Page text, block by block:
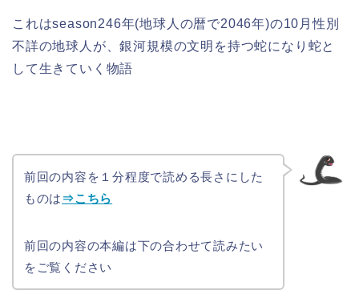
これはseason246年(地球人の暦で2046年)の10月性別
不詳の地球人が、銀河規模の文明を持つ蛇になり蛇と
して生きていく物語
前回の内容を１分程度で読める長さにした
ものは ⇒こちら
前回の内容の本編は下の合わせて読みたい
をご覧ください